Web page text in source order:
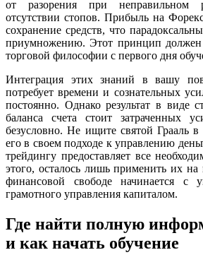
от разорения при неправильном
отсутствии стопов. Прибыль на
сохранение средств, что
приумножению. Этот принцип должен
торговой философии с первого дня
Интеграция этих знаний в вашу
потребует времени и сознательных
постоянно. Однако результат в виде
баланса счета стоит затраченных
безусловно. Не ищите святой Грааль в
его в своем подходе к управлению
трейдингу предоставляет все
этого, осталось лишь применить их
финансовой свободе начинается с
грамотного управления капиталом.
Где найти полную
и как начать обучение